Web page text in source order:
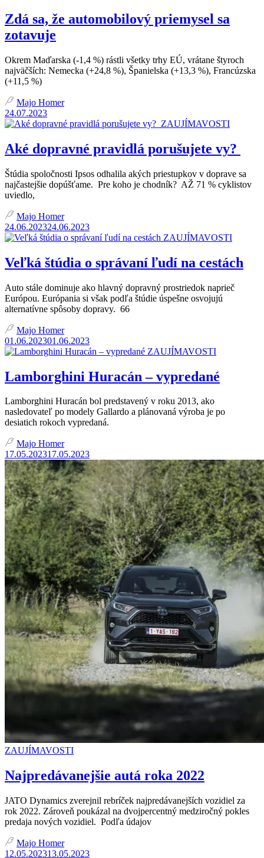
Zdá sa, že automobilový priemysel sa
zotavuje
Okrem Maďarska (-1,4 %) rástli všetky trhy EÚ, vrátane štyroch
najväčších: Nemecka (+24,8 %), Španielska (+13,3 %), Francúzska
(+11,5 %)
Majo Homer
24.07.2023
ZAUJÍMAVOSTI
Aké dopravné pravidlá porušujete vy?
Štúdia spoločnosti Ipsos odhalila akých priestupkov v doprave sa
najčastejšie dopúšťame. Pre koho je chodník? AŽ 71 % cyklistov
uviedlo,
Majo Homer
24.06.202324.06.2023
ZAUJÍMAVOSTI
Veľká štúdia o správaní ľudí na cestách
Auto stále dominuje ako hlavný dopravný prostriedok naprieč
Európou. Európania si však podľa štúdie úspešne osvojujú
alternatívne spôsoby dopravy. 66
Majo Homer
01.06.202301.06.2023
ZAUJÍMAVOSTI
Lamborghini Huracán – vypredané
Lamborghini Huracán bol predstavený v roku 2013, ako
nasledovateľ po modely Gallardo a plánovaná výroba je po
desiatich rokoch vypredaná.
Majo Homer
17.05.202317.05.2023
ZAUJÍMAVOSTI
Najpredávanejšie autá roka 2022
JATO Dynamics zverejnil rebríček najpredávanejších vozidiel za
rok 2022. Zároveň poukázal na dvojpercentný medziročný pokles
predaja nových vozidiel. Podľa údajov
Majo Homer
12.05.202313.05.2023